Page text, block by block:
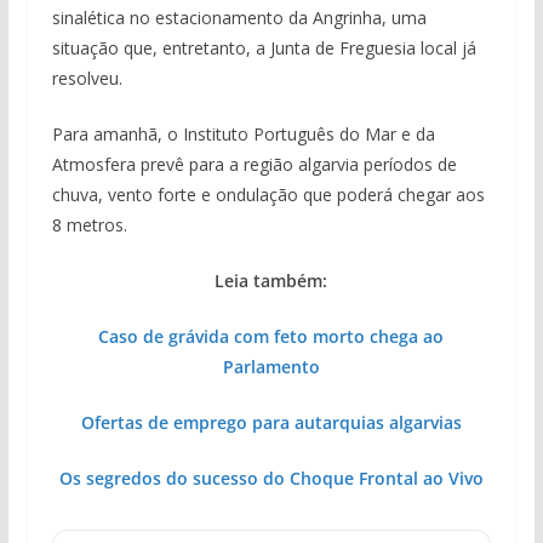
sinalética no estacionamento da Angrinha, uma
situação que, entretanto, a Junta de Freguesia local já
resolveu.
Para amanhã, o Instituto Português do Mar e da
Atmosfera prevê para a região algarvia períodos de
chuva, vento forte e ondulação que poderá chegar aos
8 metros.
Leia também:
Caso de grávida com feto morto chega ao
Parlamento
Ofertas de emprego para autarquias algarvias
Os segredos do sucesso do Choque Frontal ao Vivo